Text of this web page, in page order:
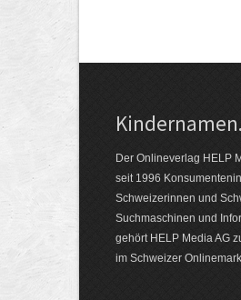
Der Onlineverlag HELP
seit 1996
Schweizerinnen und
Suchmaschinen und
gehört HELP Media AG
im Schweizer